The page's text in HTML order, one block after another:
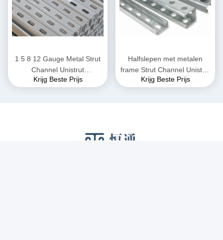
1 5 8 12 Gauge Metal Strut
Channel Unistrut
gegalvaniseerd
Krijg Beste Prijs
Halfslepen met metalen
frame Strut Channel Unistrut
41x41
Krijg Beste Prijs